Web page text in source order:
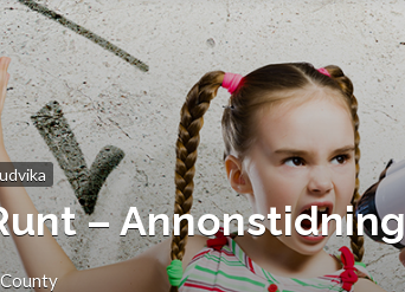
– Annonstidning